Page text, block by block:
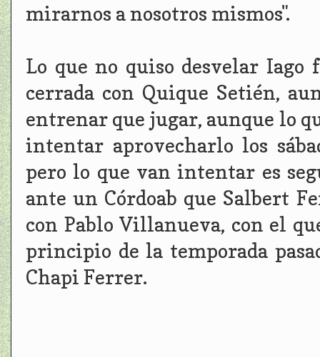
mirarnos a nosotros mismos".
Lo que no quiso desvelar
cerrada con Quique Setién,
entrenar que jugar, aunque lo
intentar aprovecharlo los
pero lo que van intentar es
ante un Córdoab que Salbert
con Pablo Villanueva, con el
principio de la temporada
Chapi Ferrer.